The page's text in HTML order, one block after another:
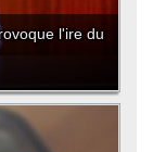
l'ire du